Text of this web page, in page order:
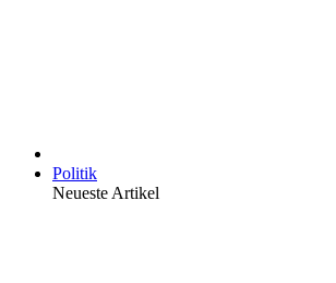
Politik
Neueste Artikel